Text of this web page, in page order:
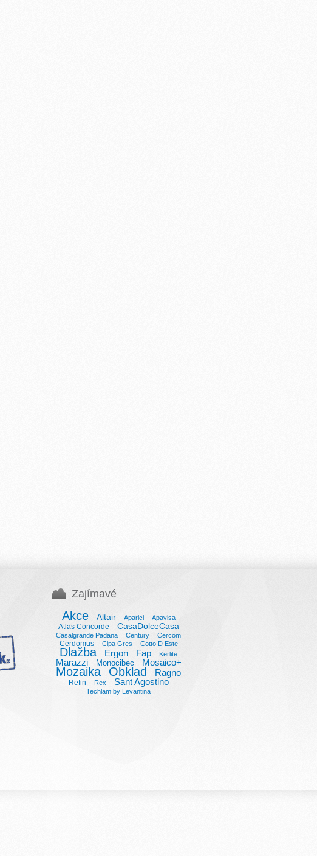
Zajímavé
Akce Altair Aparici Apavisa
Atlas Concorde CasaDolceCasa
Casalgrande Padana Century Cercom
Cerdomus Cipa Gres Cotto D Este
Dlažba Ergon Fap Kerlite
Marazzi Monocibec Mosaico+
Mozaika Obklad Ragno
Refin Rex Sant Agostino
Techlam by Levantina